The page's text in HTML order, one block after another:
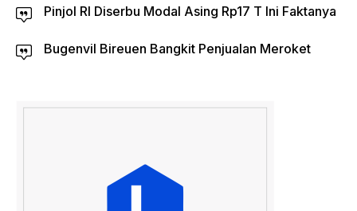
Pinjol RI Diserbu Modal Asing Rp17 T Ini Faktanya
Bugenvil Bireuen Bangkit Penjualan Meroket